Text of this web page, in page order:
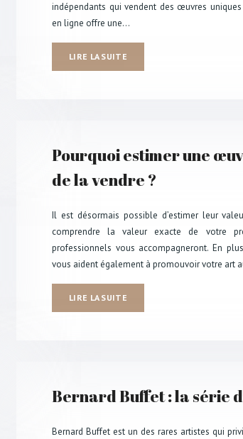
indépendants qui vendent des œuvres
en ligne offre une…
LIRE LA SUITE
Pourquoi estimer une
de la vendre ?
Il est désormais possible d’estimer leur
comprendre la valeur exacte de votre
professionnels vous accompagneront. En
vous aident également à promouvoir votre art
LIRE LA SUITE
Bernard Buffet : la série
Bernard Buffet est un des rares artistes qui